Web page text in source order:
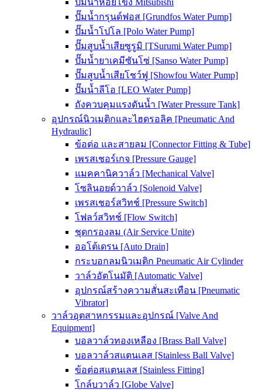
ปั๊มน้ำหอยโข่ง Mitsubishi
ปั๊มน้ำกรุนด์ฟอส [Grundfos Water Pump]
ปั๊มน้ำโปโล [Polo Water Pump]
ปั๊มสูบน้ำเสียซูรูมิ [TSurumi Water Pump]
ปั๊มน้ำยาเคมีซันโซ่ [Sanso Water Pump]
ปั๊มสูบน้ำเสียโชว์ฟู [Showfou Water Pump]
ปั๊มน้ำลีโอ [LEO Water Pump]
ถังควบคุมแรงดันน้ำ [Water Pressure Tank]
อุปกรณ์นิวเมติกและไฮดรอลิค [Pneumatic And
Hydraulic]
ข้อต่อ และสายลม [Connector Fitting & Tube]
เพรสเชอร์เกจ [Pressure Gauge]
แมคคานิควาล์ว [Mechanical Valve]
โซลินอยด์วาล์ว [Solenoid Valve]
เพรสเชอร์สวิทช์ [Pressure Switch]
โฟลว์สวิทช์ [Flow Switch]
ชุดกรองลม (Air Service Unite)
ออโต้เดรน [Auto Drain]
กระบอกลมนิวเมติก Pneumatic Air Cylinder
วาล์วอัตโนมัติ [Automatic Valve]
อุปกรณ์สร้างความสั่นสะเทือน [Pneumatic
Vibrator]
วาล์วอุตสาหกรรมและอุปกรณ์ [Valve And
Equipment]
บอลวาล์วทองเหลือง [Brass Ball Valve]
บอลวาล์วสแตนเลส [Stainless Ball Valve]
ข้อต่อสแตนเลส [Stainless Fitting]
โกล์บวาล์ว [Globe Valve]